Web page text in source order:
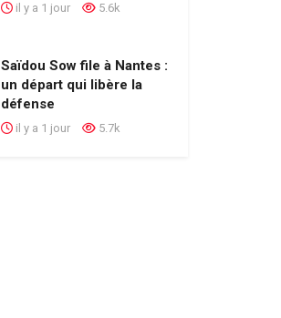
il y a 1 jour 5.6k
Saïdou Sow file à Nantes :
un départ qui libère la
défense
il y a 1 jour 5.7k